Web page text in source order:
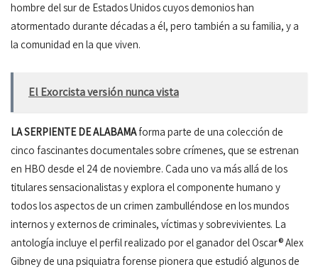
hombre del sur de Estados Unidos cuyos demonios han
atormentado durante décadas a él, pero también a su familia, y a
la comunidad en la que viven.
El Exorcista versión nunca vista
LA SERPIENTE DE ALABAMAforma parte de una colección de
cinco fascinantes documentales sobre crímenes, que se estrenan
en HBO desde el 24 de noviembre. Cada uno va más allá de los
titulares sensacionalistas y explora el componente humano y
todos los aspectos de un crimen zambulléndose en los mundos
internos y externos de criminales, víctimas y sobrevivientes. La
antología incluye el perfil realizado por el ganador del Oscar® Alex
Gibney de una psiquiatra forense pionera que estudió algunos de